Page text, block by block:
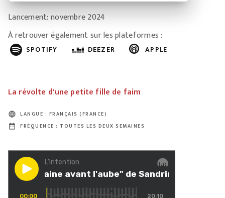
Lancement: novembre 2024
À retrouver également sur les plateformes :
SPOTIFY DEEZER APPLE
La révolte d'une petite fille de faim
language LANGUE : FRANÇAIS (FRANCE)
date_range
FRÉQUENCE : TOUTES LES DEUX SEMAINES